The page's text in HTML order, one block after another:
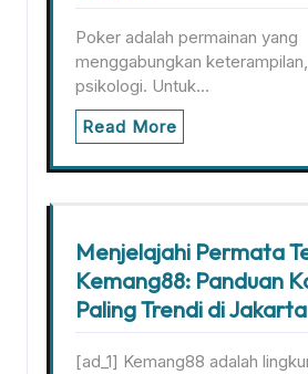
Poker adalah permainan yang
menggabungkan
psikologi. Untuk…
Read More
Menjelajahi Permata
Kemang88: Panduan
Paling Trendi di Jakarta
[ad_1] Kemang88 adalah